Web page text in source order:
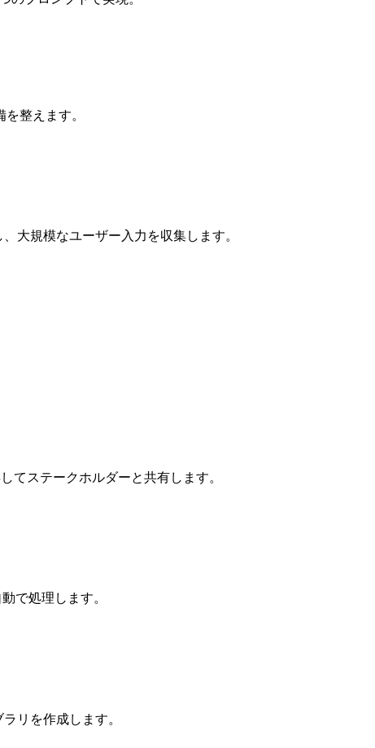
整えます。
大規模なユーザー入力を収集します。
てステークホルダーと共有します。
で処理します。
リを作成します。